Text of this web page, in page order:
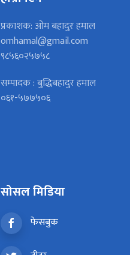
प्रकाशक: ओम बहादुर हमाल
omhamal@gmail.com
९८५६०२५७५८
सम्पादक : बुद्धिबहादुर हमाल
०६१-५७७५०६
सोसल मिडिया
फेसबुक